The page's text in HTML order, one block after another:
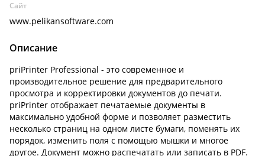
Сайт
www.pelikansoftware.com
Описание
priPrinter Professional - это современное и
производительное решение для предварительного
просмотра и корректировки документов до печати.
priPrinter отображает печатаемые документы в
максимально удобной форме и позволяет разместить
несколько страниц на одном листе бумаги, поменять их
порядок, изменить поля с помощью мышки и многое
другое. Документ можно распечатать или записать в PDF.